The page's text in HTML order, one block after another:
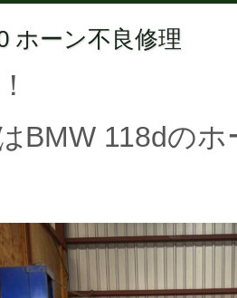
ホーン不良修理
BMW 118dの